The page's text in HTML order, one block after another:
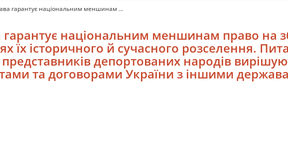
гарантує національним меншинам ...
гарантує національним меншинам право на
їх історичного й сучасного розселення.
депортованих народів
та договорами України з іншими